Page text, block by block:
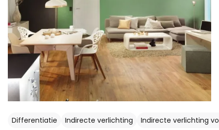
Differentiatie Indirecte verlichting Indirecte verlichting